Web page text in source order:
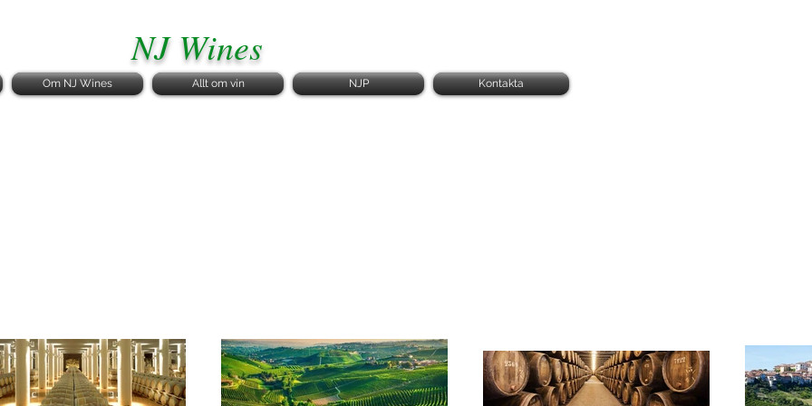
Om NJ Wines Allt om vin NJP Kontakta
NJ Wines